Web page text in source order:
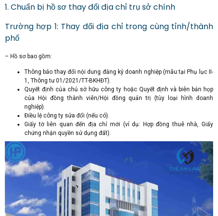
1. Chuẩn bị hồ sơ thay đổi địa chỉ trụ sở chính
Trường hợp 1: Thay đổi địa chỉ trong cùng tỉnh/thành
phố
– Hồ sơ bao gồm:
Thông báo thay đổi nội dung đăng ký doanh nghiệp (mẫu tại Phụ lục II-
1, Thông tư 01/2021/TT-BKHĐT).
Quyết định của chủ sở hữu công ty hoặc Quyết định và biên bản họp
của Hội đồng thành viên/Hội đồng quản trị (tùy loại hình doanh
nghiệp).
Điều lệ công ty sửa đổi (nếu có).
Giấy tờ liên quan đến địa chỉ mới (ví dụ: Hợp đồng thuê nhà, Giấy
chứng nhận quyền sử dụng đất).